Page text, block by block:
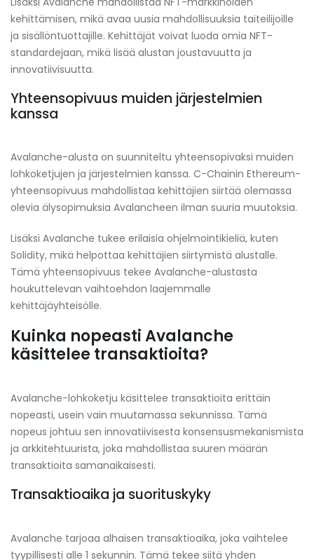
kehittämisen, mikä avaa uusia mahdollisuuksia taiteilijoille
ja sisällöntuottajille. Kehittäjät voivat luoda omia NFT-
standardejaan, mikä lisää alustan joustavuutta ja
innovatiivisuutta.
Yhteensopivuus muiden järjestelmien
kanssa
Avalanche-alusta on suunniteltu yhteensopivaksi muiden
lohkoketjujen ja järjestelmien kanssa. C-Chainin Ethereum-
yhteensopivuus mahdollistaa kehittäjien siirtää olemassa
olevia älysopimuksia Avalancheen ilman suuria muutoksia.
Lisäksi Avalanche tukee erilaisia ohjelmointikieliä, kuten
Solidity, mikä helpottaa kehittäjien siirtymistä alustalle.
Tämä yhteensopivuus tekee Avalanche-alustasta
houkuttelevan vaihtoehdon laajemmalle
kehittäjäyhteisölle.
Kuinka nopeasti Avalanche
käsittelee transaktioita?
Avalanche-lohkoketju käsittelee transaktioita erittäin
nopeasti, usein vain muutamassa sekunnissa. Tämä
nopeus johtuu sen innovatiivisesta konsensusmekanismista
ja arkkitehtuurista, joka mahdollistaa suuren määrän
transaktioita samanaikaisesti.
Transaktioaika ja suorituskyky
Avalanche tarjoaa alhaisen transaktioaika, joka vaihtelee
tyypillisesti alle 1 sekunnin. Tämä tekee siitä yhden